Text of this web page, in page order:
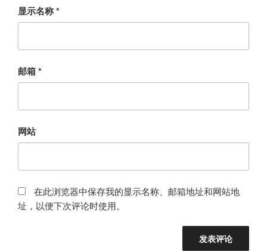
显示名称*
邮箱*
网站
在此浏览器中保存我的显示名称、邮箱地址和网站地
址，以便下次评论时使用。